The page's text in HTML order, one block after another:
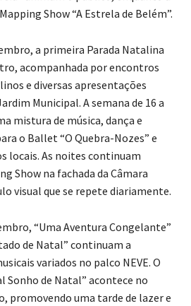
Show “A Estrela de Belém”.
a primeira Parada Natalina
acompanhada por encontros
e diversas apresentações
Municipal. A semana de 16 a
mistura de música, dança e
o Ballet “O Quebra-Nozes” e
locais. As noites continuam
Show na fachada da Câmara
visual que se repete diariamente.
“Uma Aventura Congelante”
de Natal” continuam a
variados no palco NEVE. O
Sonho de Natal” acontece no
promovendo uma tarde de lazer e